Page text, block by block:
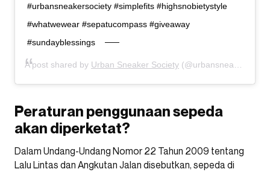
#urbansneakersociety #simplefits #highsnobietystyle
#whatwewear #sepatucompass #giveaway
#sundayblessings
A post shared by Urban Sneaker Society (@urbansneakersociety) on
Peraturan penggunaan sepeda
akan diperketat?
Dalam Undang-Undang Nomor 22 Tahun 2009 tentang
Lalu Lintas dan Angkutan Jalan disebutkan, sepeda di